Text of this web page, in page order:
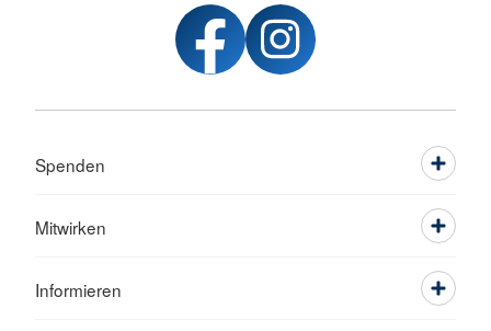
Spenden
Mitwirken
Informieren